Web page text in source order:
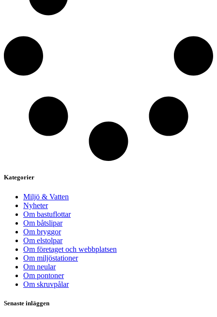
Kategorier
Miljö & Vatten
Nyheter
Om bastuflottar
Om båtslipar
Om bryggor
Om elstolpar
Om företaget och webbplatsen
Om miljöstationer
Om neular
Om pontoner
Om skruvpålar
Senaste inläggen